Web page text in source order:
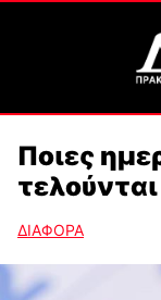
Ποιες
ΔΙΑΦΟΡΑ